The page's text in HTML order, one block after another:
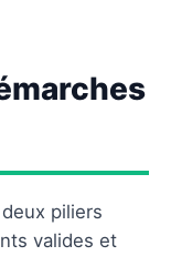
piliers
valides et